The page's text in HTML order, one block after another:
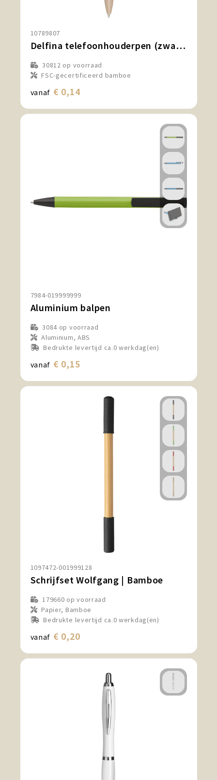
10789807
Delfina telefoonhouderpen (zwarte inkt)
30812 op voorraad
FSC-gecertificeerd bamboe
vanaf € 0,14
7984-019999999
Aluminium balpen
3084 op voorraad
Aluminium, ABS
Bedrukte levertijd ca.0 werkdag(en)
vanaf € 0,15
1097472-001999128
Schrijfset Wolfgang | Bamboe
179660 op voorraad
Papier, Bamboe
Bedrukte levertijd ca.0 werkdag(en)
vanaf € 0,20